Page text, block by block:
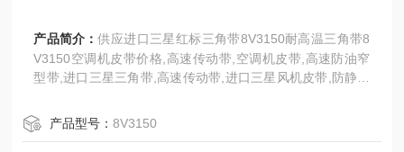
产品简介：供应进口三星红标三角带8V3150耐高温三角带8
V3150空调机皮带价格,高速传动带,空调机皮带,高速防油窄
型带,进口三星三角带,高速传动带,进口三星风机皮带,防静电
代理。
产品型号：8V3150